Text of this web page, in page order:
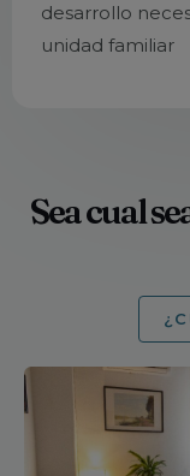
desarrollo
unidad familiar
Sea cual